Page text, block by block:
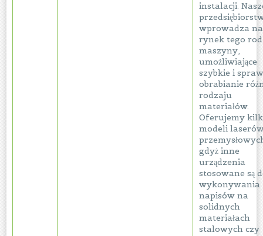
instalacji.
wprowadza na
rynek tego
maszyny,
umożliwiające
szybkie i
obrabianie
rodzaju
materiałów.
Oferujemy
modeli
gdyż inne
urządzenia
stosowane są
wykonywania
napisów na
solidnych
materiałach
stalowych czy